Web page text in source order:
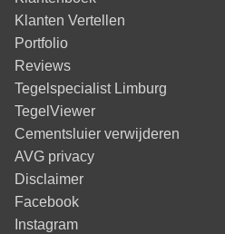
Klanten Vertellen
Portfolio
Reviews
Tegelspecialist Limburg
TegelViewer
Cementsluier verwijderen
AVG privacy
Disclaimer
Facebook
Instagram